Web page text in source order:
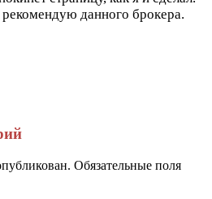
рекомендую данного брокера.
Обязательные поля